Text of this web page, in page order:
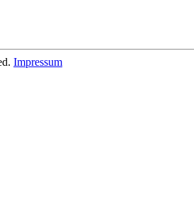
Impressum